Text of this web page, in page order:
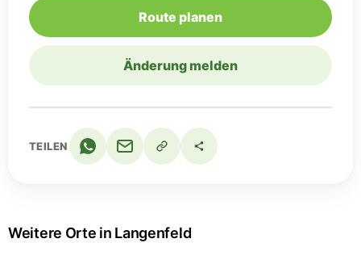
Route planen(Google Maps, öffnet
Änderung melden
TEILEN
Weitere Orte in Langenfeld